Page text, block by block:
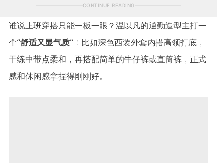
CONTINUE READING
谁说上班穿搭只能一板一眼？温以凡的通勤造型主打一
个“舒适又显气质” ！比如深色西装外套内搭高领打底，
干练中带点柔和，再搭配简单的牛仔裤或直筒裤，正式
感和休闲感拿捏得刚刚好。